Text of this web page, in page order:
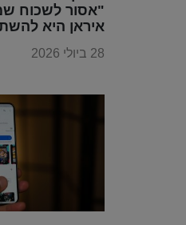
"אסור לשכוח
איראן היא
28 ביולי 2026